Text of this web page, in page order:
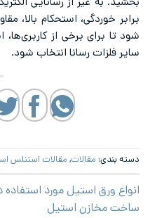
برابر خوردگی، استحکام بالا،
شود تا برای برخی از
سایر فلزات رسانا انتخاب شود.
دسته بندی: مقالات, مقالات استنلس
انواع ورق استیل مورد استفاده
ساخت مخازن استیل